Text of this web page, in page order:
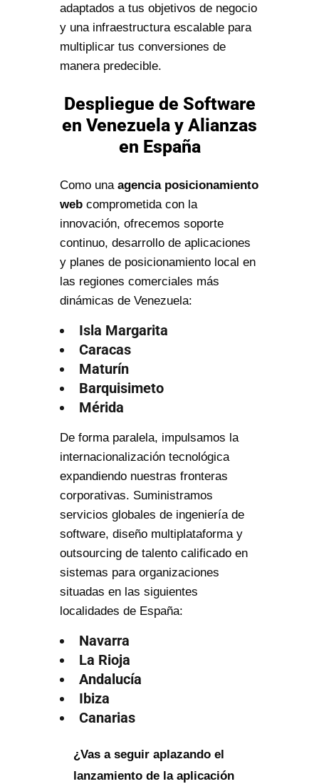
adaptados a tus objetivos de negocio
y una infraestructura escalable para
multiplicar tus conversiones de
manera predecible.
Despliegue de Software
en Venezuela y Alianzas
en España
Como una agencia posicionamiento
web comprometida con la
innovación, ofrecemos soporte
continuo, desarrollo de aplicaciones
y planes de posicionamiento local en
las regiones comerciales más
dinámicas de Venezuela:
Isla Margarita
Caracas
Maturín
Barquisimeto
Mérida
De forma paralela, impulsamos la
internacionalización tecnológica
expandiendo nuestras fronteras
corporativas. Suministramos
servicios globales de ingeniería de
software, diseño multiplataforma y
outsourcing de talento calificado en
sistemas para organizaciones
situadas en las siguientes
localidades de España:
Navarra
La Rioja
Andalucía
Ibiza
Canarias
¿Vas a seguir aplazando el
lanzamiento de la aplicación